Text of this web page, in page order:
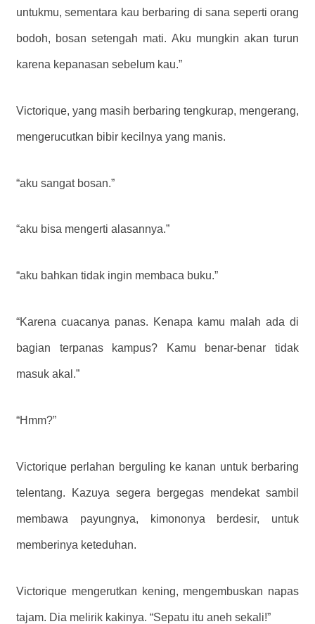
untukmu, sementara kau berbaring di sana seperti orang
bodoh, bosan setengah mati. Aku mungkin akan turun
karena kepanasan sebelum kau.”
Victorique, yang masih berbaring tengkurap, mengerang,
mengerucutkan bibir kecilnya yang manis.
“aku sangat bosan.”
“aku bisa mengerti alasannya.”
“aku bahkan tidak ingin membaca buku.”
“Karena cuacanya panas. Kenapa kamu malah ada di
bagian terpanas kampus? Kamu benar-benar tidak
masuk akal.”
“Hmm?”
Victorique perlahan berguling ke kanan untuk berbaring
telentang. Kazuya segera bergegas mendekat sambil
membawa payungnya, kimononya berdesir, untuk
memberinya keteduhan.
Victorique mengerutkan kening, mengembuskan napas
tajam. Dia melirik kakinya. “Sepatu itu aneh sekali!”